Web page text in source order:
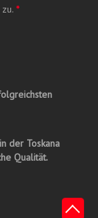
zu. *
der Toskana
Qualität.